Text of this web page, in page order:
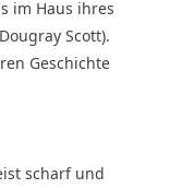
im Haus ihres
Scott).
Geschichte
scharf und